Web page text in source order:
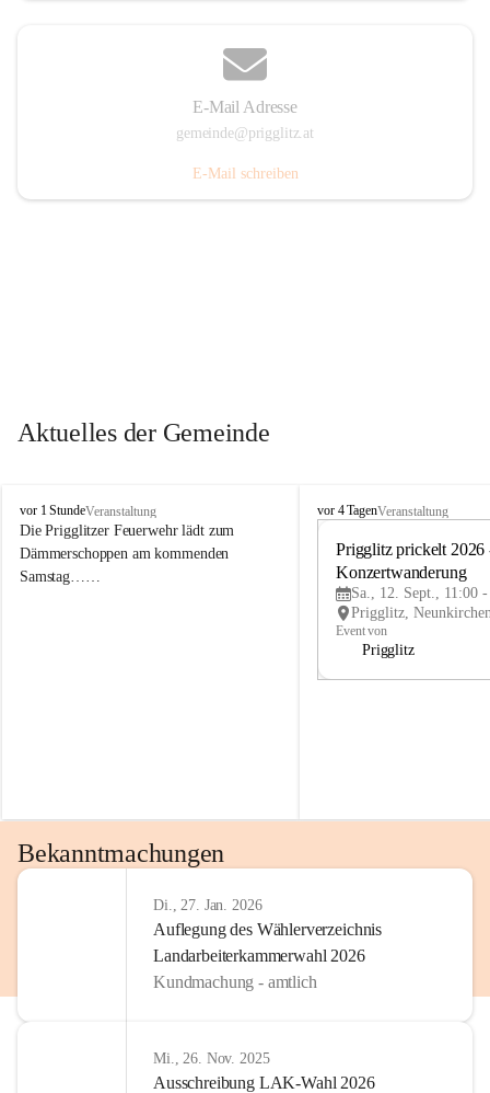
E-Mail Adresse
gemeinde@prigglitz.at
E-Mail schreiben
Aktuelles der Gemeinde
P
r
i
g
vor 1 StundeVeranstaltung
Die Prigglitzer Feuerwehr lädt zum
Dämmerschoppen am kommenden
Samstag……
P
vor 4 TagenVeranstaltung
Prigglitz prickelt 2026
Konzertwanderung
Sa., 12. Sept., 11:00
Event von
Prigglitz
Bekanntmachungen
Di., 27. Jan. 2026
Auflegung des Wählerverzeichnis
Landarbeiterkammerwahl 2026
Kundmachung - amtlich
Mi., 26. Nov. 2025
Ausschreibung LAK-Wahl 2026